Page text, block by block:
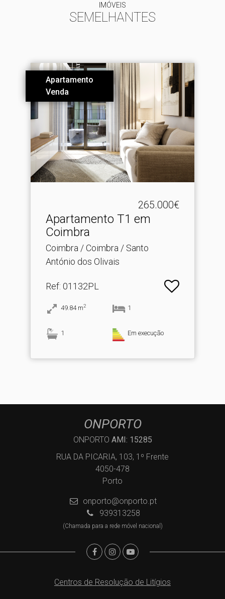
IMÓVEIS
SEMELHANTES
Apartamento
Venda
265.000€
Apartamento T1 em
Coimbra
Coimbra / Coimbra / Santo
António dos Olivais
Ref: 01132PL
49.84 m2 1
1 Em execução
ONPORTO
ONPORTO AMI: 15285
RUA DA PICARIA, 103, 1º Frente
4050-478
Porto
onporto@onporto.pt
939313258
(Chamada para a rede móvel nacional)
Centros de Resolução de Litígios